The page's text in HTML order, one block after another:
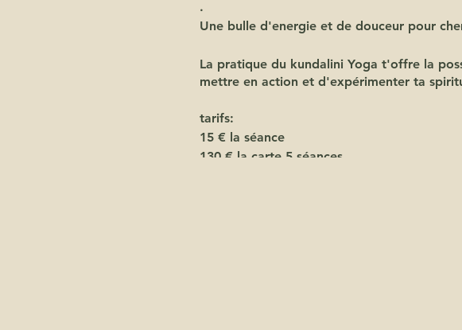
.
Une bulle d'energie et de douceur pour
La pratique du kundalini Yoga t'offre la
mettre en action et d'expérimenter ta
tarifs:
15 € la séance
130 € la carte 5 séances